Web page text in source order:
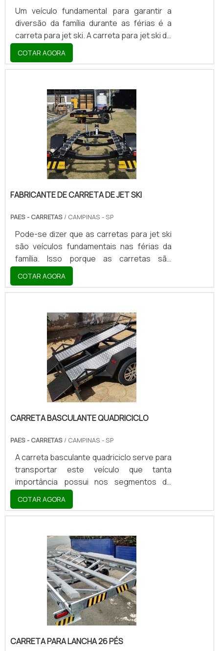
Um veículo fundamental para garantir a
diversão da família durante as férias é a
carreta para jet ski. A carreta para jet ski de
alumínio transportar sua moto aquática
com total segurança e praticidade para que
você possa leva-la para onde quiser com
se o veículo vai sofrer algum tipo de
dano.CARACTERÍSTICAS DESTE MODELO
DE CARRETAVale ressaltar também que
antes de o proprietário adquirir a carreta, é
necessário verificar se todos os
componentes estão fun.
COTAR AGORA
FABRICANTE DE CARRETA DE JET SKI
PAES - CARRETAS / CAMPINAS - SP
Pode-se dizer que as carretas para jet ski
são veículos fundamentais nas férias da
família. Isso porque as carretas são
veículos que podem transportar os jet skis
em segurança e dentro das leis brasileiras.
No entanto, é fundamental e importante
envolvendo esse tipo de veículo. No caso,
estamos falando do fabricante de carreta
de jet skiEstes devem desenvolver todas
as atividades dentro das normas e
especificações exigidas pelos órgãos
regulamentadores e, desse m.
COTAR AGORA
CARRETA BASCULANTE QUADRICICLO
PAES - CARRETAS / CAMPINAS - SP
A carreta basculante quadriciclo serve para
transportar este veículo que tanta
importância possui nos segmentos de
corrida de rally, hoobies e momentos de
lazer de uma maneira geral. Constituída por
duas rodas laterais, uma base de ferro
constituída por metal (normalmente
xadrez), além de contar com vários itens de
segurança como; Trava Automática que se
acopla ao engate do carro, corrente de
segurança e argolas de aço nas laterais do
chassi para amarra.
COTAR AGORA
CARRETA PARA LANCHA 26 PÉS